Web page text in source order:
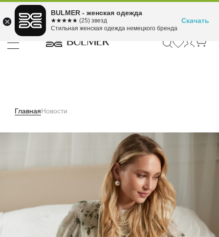
Подели оплату на 4
платежа ⓘ
Для покупок от 300 ₽ до 30,000 ₽
ГлавнаяНовости
BULMER - женская одежда
☆☆☆☆☆
★★★★★ (25) звезд
Стильная женская одежда немецкого бренда
Скачать